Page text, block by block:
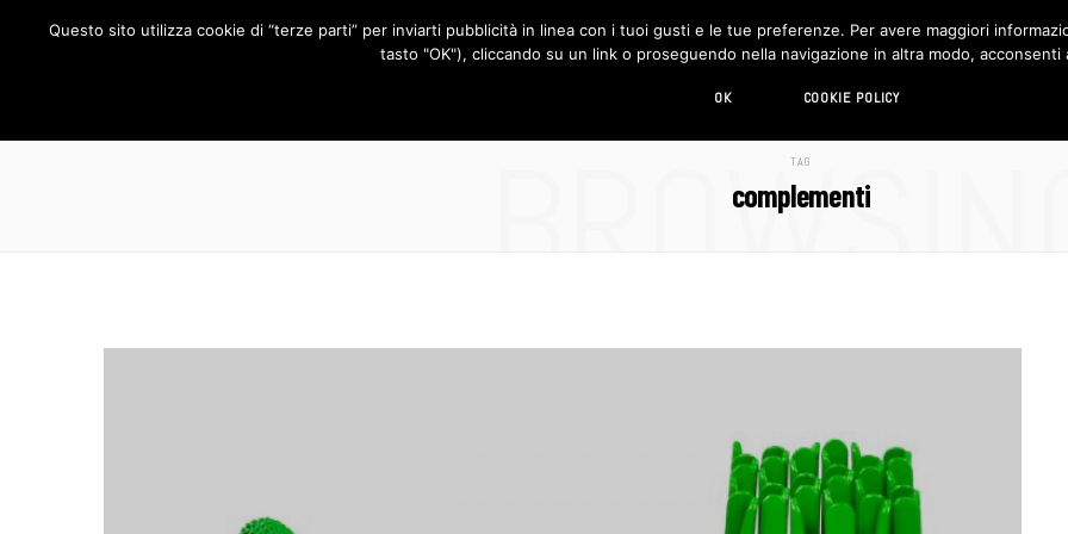
RUBRICHE DESIGN LIVING HI-TECH CHI SIAMO
TAG
complementi
BROWSING
Questo sito utilizza cookie di “terze parti” per inviarti pubblicità in linea con i tuoi gusti e le tue preferenze. Per avere maggiori
tasto "OK"), cliccando su un link o proseguendo nella navigazione in altra modo, acconsenti
OK COOKIE POLICY